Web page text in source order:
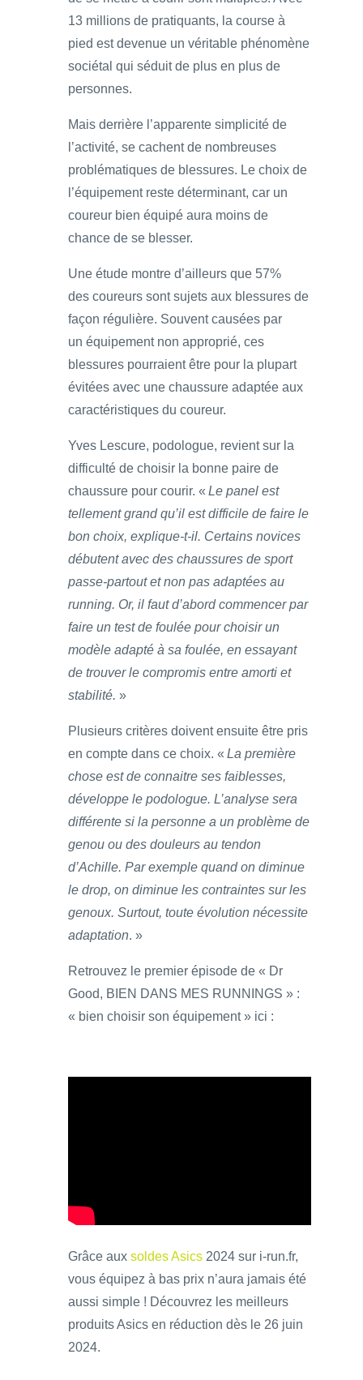
13 millions de pratiquants, la course à
pied est devenue un véritable phénomène
sociétal qui séduit de plus en plus de
personnes.
Mais derrière l’apparente simplicité de
l’activité, se cachent de nombreuses
problématiques de blessures. Le choix de
l’équipement reste déterminant, car un
coureur bien équipé aura moins de
chance de se blesser.
Une étude montre d’ailleurs que 57%
des coureurs sont sujets aux blessures de
façon régulière. Souvent causées par
un équipement non approprié, ces
blessures pourraient être pour la plupart
évitées avec une chaussure adaptée aux
caractéristiques du coureur.
Yves Lescure, podologue, revient sur la
difficulté de choisir la bonne paire de
chaussure pour courir. « Le panel est
tellement grand qu’il est difficile de faire le
bon choix, explique-t-il. Certains novices
débutent avec des chaussures de sport
passe-partout et non pas adaptées au
running. Or, il faut d’abord commencer par
faire un test de foulée pour choisir un
modèle adapté à sa foulée, en essayant
de trouver le compromis entre amorti et
stabilité. »
Plusieurs critères doivent ensuite être pris
en compte dans ce choix. « La première
chose est de connaitre ses faiblesses,
développe le podologue. L’analyse sera
différente si la personne a un problème de
genou ou des douleurs au tendon
d’Achille. Par exemple quand on diminue
le drop, on diminue les contraintes sur les
genoux. Surtout, toute évolution nécessite
adaptation. »
Retrouvez le premier épisode de « Dr
Good, BIEN DANS MES RUNNINGS » :
« bien choisir son équipement » ici :
Grâce aux soldes Asics 2024 sur i-run.fr,
vous équipez à bas prix n’aura jamais été
aussi simple ! Découvrez les meilleurs
produits Asics en réduction dès le 26 juin
2024.